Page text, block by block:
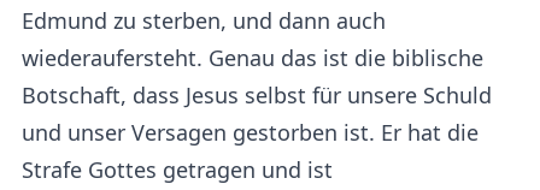
Edmund zu sterben, und dann auch
wiederaufersteht. Genau das ist die biblische
Botschaft, dass Jesus selbst für unsere Schuld
und unser Versagen gestorben ist. Er hat die
Strafe Gottes getragen und ist